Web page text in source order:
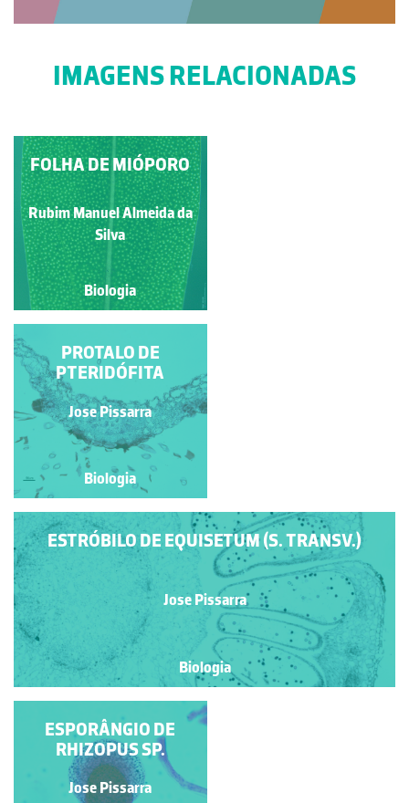
IMAGENS RELACIONADAS
INFLORESCÊNCIA DE
MONOCOTILEDÓNEA
Rubim Manuel Almeida da
Silva
Biologia
FOLHA DE MIÓPORO
Rubim Manuel Almeida da
Silva
Biologia
ESTRÓBILO DE
EQUISETUM (S. LONG.)
Jose Pissarra
Biologia
ESTRÓBILO DE EQUISETUM (S. TRANSV.)
Jose Pissarra
Biologia
PROTALO DE
PTERIDÓFITA
Jose Pissarra
Biologia
ANTERÍDEOS DE
MARCHANTIA SP.
Jose Pissarra
ESPORÂNGIO DE
RHIZOPUS SP.
Jose Pissarra